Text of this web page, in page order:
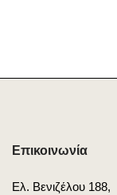
Επικοινωνία
Ελ. Βενιζέλου 188,